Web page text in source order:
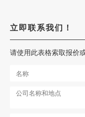
立即联系我们！
请使用此表格索取报价